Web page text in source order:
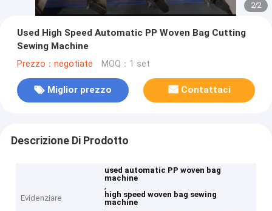
2/2
Used High Speed Automatic PP Woven Bag Cutting
Sewing Machine
Prezzo：negotiate MOQ：1 set
Miglior prezzo Contattaci
Descrizione Di Prodotto
Evidenziare
used automatic PP woven bag
machine
,
high speed woven bag sewing
machine